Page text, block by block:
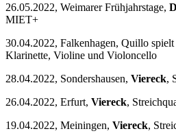
26.05.2022, Weimarer Frühjahrstage,
MIET+
30.04.2022, Falkenhagen, Quillo spielt
Klarinette, Violine und Violoncello
28.04.2022, Sondershausen, Viereck,
26.04.2022, Erfurt, Viereck,
19.04.2022, Meiningen, Viereck,